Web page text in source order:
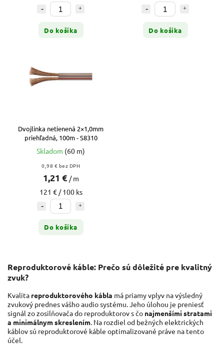
Do košíka Do košíka
Dvojlinka netienená 2×1,0mm
priehľadná, 100m - S8310
Skladom (60 m)
0,98 € bez DPH
1,21 € / m
121 € / 100 ks
Do košíka
Reproduktorové káble: Prečo sú dôležité pre kvalitný
zvuk?
Kvalita reproduktorového kábla má priamy vplyv na výsledný
zvukový prednes vášho audio systému. Jeho úlohou je preniesť
signál zo zosilňovača do reproduktorov s čo najmenšími stratami
a minimálnym skreslením. Na rozdiel od bežných elektrických
káblov sú reproduktorové káble optimalizované práve na tento
účel.